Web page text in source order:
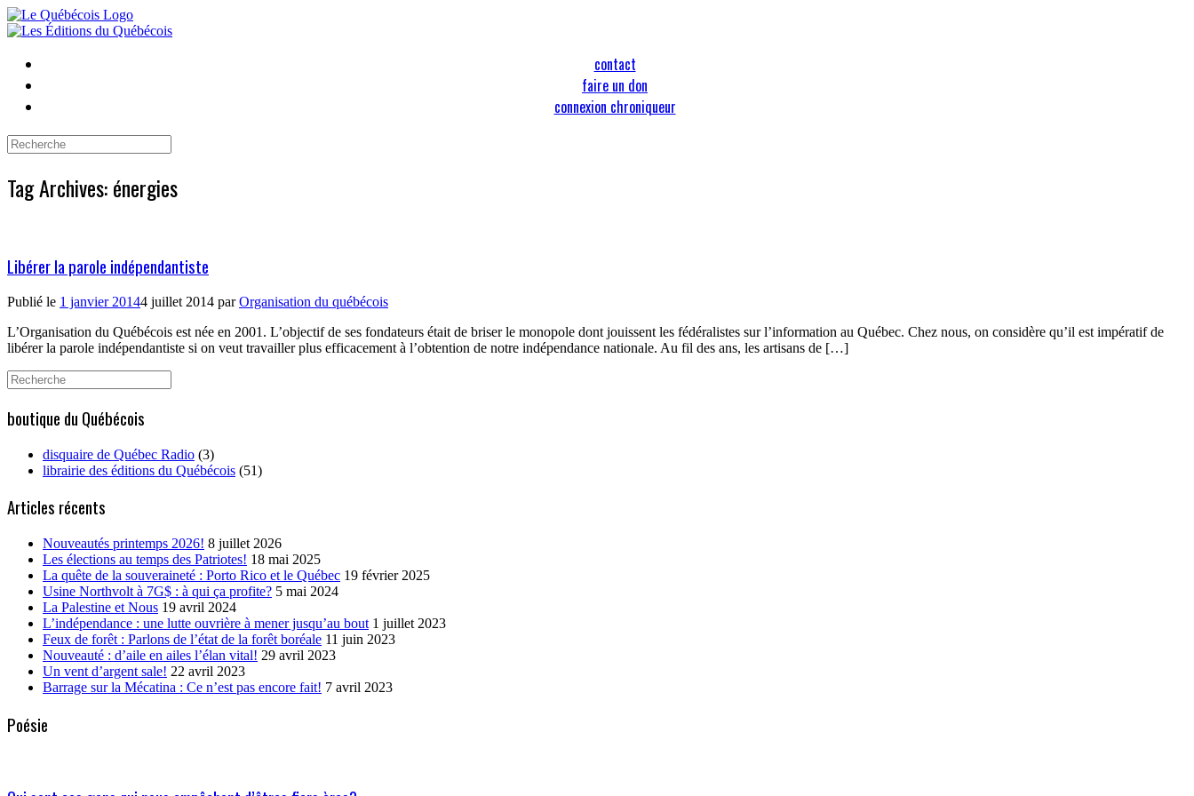
Skip
to
contact
faire un don
connexion chroniqueur
Search
Tag Archives:énergies
Libérer la parole indépendantiste
Publié le 1 janvier 20144 juillet 2014 parOrganisation du québécois
L’Organisation du Québécois est née en 2001. L’objectif de ses fondateurs était de briser le monopole dont jouissent les fédéralistes sur l’information au Québec. Chez nous, on considère qu’il est impératif de
libérer la parole indépendantiste si on veut travailler plus efficacement à l’obtention de notre indépendance nationale. Au fil des ans, les artisans de […]
Search
for:
boutique du Québécois
disquaire de Québec Radio (3)
librairie des éditions du Québécois (51)
Articles récents
Nouveautés printemps 2026! 8 juillet 2026
Les élections au temps des Patriotes! 18 mai 2025
La quête de la souveraineté : Porto Rico et le Québec 19 février 2025
Usine Northvolt à 7G$ : à qui ça profite? 5 mai 2024
La Palestine et Nous 19 avril 2024
L’indépendance : une lutte ouvrière à mener jusqu’au bout 1 juillet 2023
Feux de forêt : Parlons de l’état de la forêt boréale 11 juin 2023
Nouveauté : d’aile en ailes l’élan vital! 29 avril 2023
Un vent d’argent sale! 22 avril 2023
Barrage sur la Mécatina : Ce n’est pas encore fait! 7 avril 2023
Poésie